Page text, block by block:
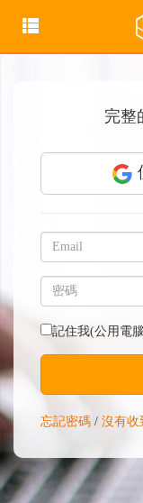
完整
記住我(公用電
忘記密碼 / 沒有收